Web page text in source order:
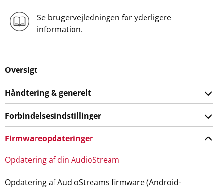
Se brugervejledningen for yderligere
information.
Oversigt
Håndtering & generelt
Forbindelsesindstillinger
Firmwareopdateringer
Opdatering af din AudioStream
Opdatering af AudioStreams firmware (Android-